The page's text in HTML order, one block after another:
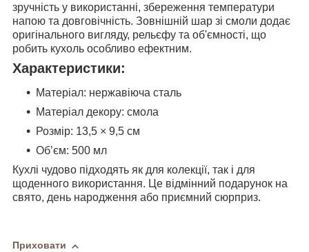
зручність у використанні, збереження температури
напою та довговічність. Зовнішній шар зі смоли додає
оригінального вигляду, рельєфу та об'ємності, що
робить кухоль особливо ефектним.
Характеристики:
Матеріал: нержавіюча сталь
Матеріал декору: смола
Розмір: 13,5 × 9,5 см
Об’єм: 500 мл
Кухлі чудово підходять як для колекції, так і для
щоденного використання. Це відмінний подарунок на
свято, день народження або приємний сюрприз.
Приховати